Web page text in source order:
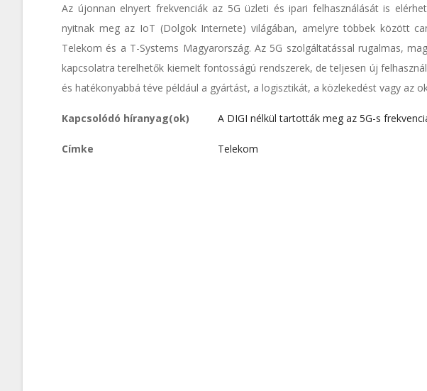
Az újonnan elnyert frekvenciák az 5G üzleti és ipari felhasználását is
nyitnak meg az IoT (Dolgok Internete) világában, amelyre többek között
Telekom és a T-Systems Magyarország. Az 5G szolgáltatással rugalmas,
kapcsolatra terelhetők kiemelt fontosságú rendszerek, de teljesen új
és hatékonyabbá téve például a gyártást, a logisztikát, a közlekedést vagy az
Kapcsolódó híranyag(ok) A DIGI nélkül tartották meg az 5G-s
Címke Telekom